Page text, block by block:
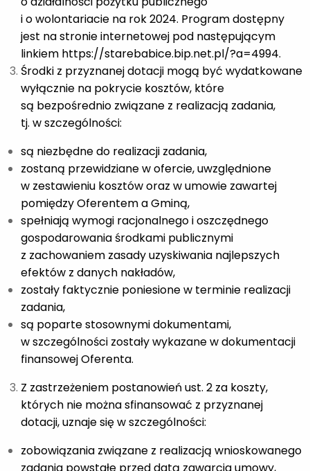
i o wolontariacie na rok 2024. Program dostępny
jest na stronie internetowej pod następującym
linkiem https://starebabice.bip.net.pl/?a=4994.
Środki z przyznanej dotacji mogą być wydatkowane
wyłącznie na pokrycie kosztów, które
są bezpośrednio związane z realizacją zadania,
tj. w szczególności:
są niezbędne do realizacji zadania,
zostaną przewidziane w ofercie, uwzględnione
w zestawieniu kosztów oraz w umowie zawartej
pomiędzy Oferentem a Gminą,
spełniają wymogi racjonalnego i oszczędnego
gospodarowania środkami publicznymi
z zachowaniem zasady uzyskiwania najlepszych
efektów z danych nakładów,
zostały faktycznie poniesione w terminie realizacji
zadania,
są poparte stosownymi dokumentami,
w szczególności zostały wykazane w dokumentacji
finansowej Oferenta.
Z zastrzeżeniem postanowień ust. 2 za koszty,
których nie można sfinansować z przyznanej
dotacji, uznaje się w szczególności:
zobowiązania związane z realizacją wnioskowanego
zadania powstałe przed datą zawarcia umowy,